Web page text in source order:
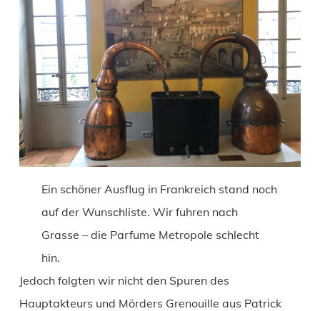
Ein schöner Ausflug in Frankreich stand noch
auf der Wunschliste. Wir fuhren nach
Grasse – die Parfume Metropole schlecht
hin.
Jedoch folgten wir nicht den Spuren des
Hauptakteurs und Mörders Grenouille aus Patrick